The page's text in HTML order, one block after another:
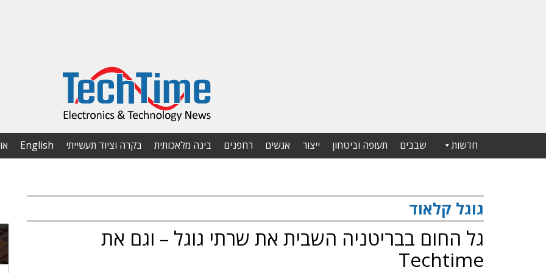
חדשות שבבים תעופה וביטחון ייצור אנשים רחפנים בינה מלאכותית בקרה וציוד תעשייתי English
גוגל קלאוד
גל החום בבריטניה השבית את שרתי גוגל – וגם את
Techtime